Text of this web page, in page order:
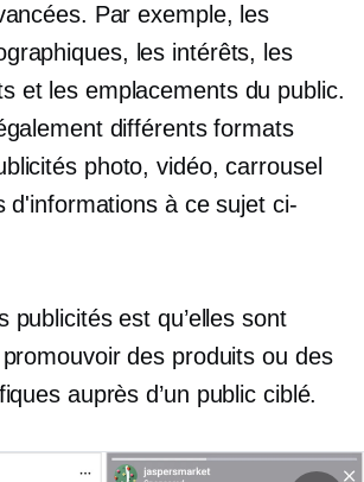
Par exemple, les
les intérêts, les
et les emplacements du public.
différents formats
photo, vidéo, carrousel
d'informations à ce sujet ci-
publicités est qu’elles sont
des produits ou des
auprès d’un public ciblé.